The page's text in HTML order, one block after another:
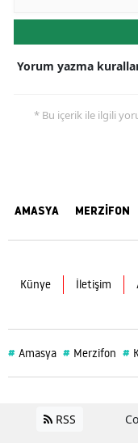
Yorum yazma
* Bu içerik ile ilgili
AMASYA MERZİFON
Künye İletişim
# Amasya # Merzifon #
RSS